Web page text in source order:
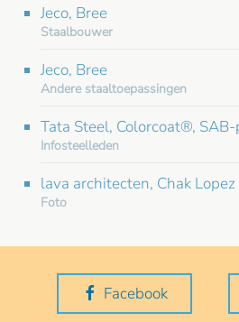
Jeco, Bree
Staalbouwer
Jeco, Bree
Andere staaltoepassingen
Tata Steel, Colorcoat®,
Infosteelleden
lava architecten, Chak Lopez
Foto
Facebook